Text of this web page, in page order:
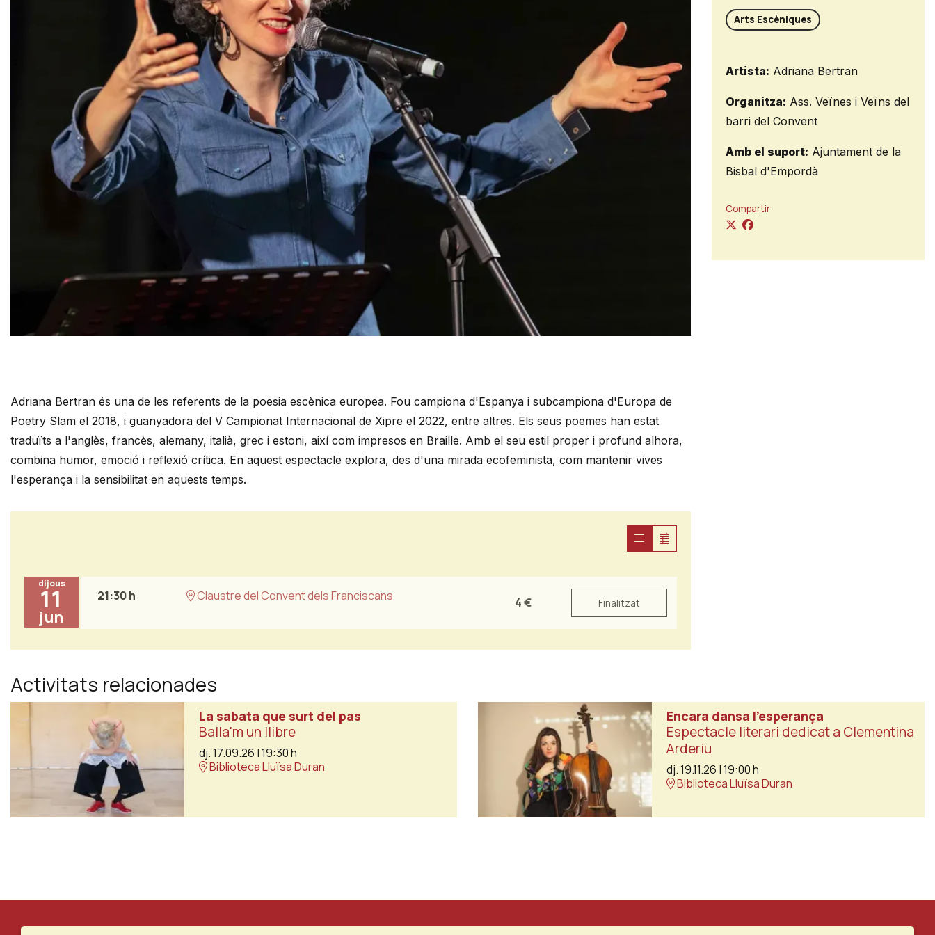
Arts Escèniques
Artista: Adriana Bertran
Organitza: Ass. Veïnes i Veïns del
barri del Convent
Amb el suport: Ajuntament de la
Bisbal d'Empordà
Compartir
Adriana Bertran és una de les referents de la poesia escènica europea. Fou campiona d'Espanya i subcampiona d'Europa de
Poetry Slam el 2018, i guanyadora del V Campionat Internacional de Xipre el 2022, entre altres. Els seus poemes han estat
traduïts a l'anglès, francès, alemany, italià, grec i estoni, així com impresos en Braille. Amb el seu estil proper i profund alhora,
combina humor, emoció i reflexió crítica. En aquest espectacle explora, des d'una mirada ecofeminista, com mantenir vives
l'esperança i la sensibilitat en aquests temps.
dijous
11
jun
21:30 h Claustre del Convent dels Franciscans 4 € Finalitzat
Activitats relacionades
La sabata que surt del pas
Balla'm un llibre
dj. 17.09.26 |19:30 h
Biblioteca Lluïsa Duran
Encara dansa l’esperança
Espectacle literari dedicat a Clementina
Arderiu
dj. 19.11.26 |19:00 h
Biblioteca Lluïsa Duran